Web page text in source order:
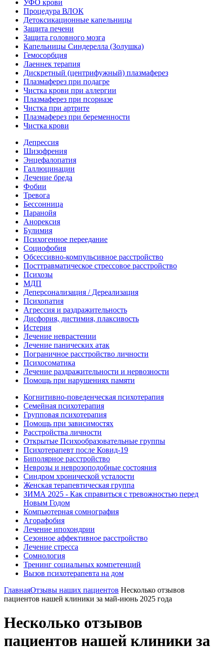
УФО крови
Процедура ВЛОК
Детоксикационные капельницы
Защита печени
Защита головного мозга
Капельницы Синдерелла (Золушка)
Гемосорбция
Лаеннек терапия
Дискретный (центрифужный) плазмаферез
Плазмаферез при подагре
Чистка крови при аллергии
Плазмаферез при псориазе
Чистка при артрите
Плазмаферез при беременности
Чистка крови
Депрессия
Шизофрения
Энцефалопатия
Галлюцинации
Лечение бреда
Фобии
Тревога
Бессонница
Паранойя
Анорексия
Булимия
Психогенное переедание
Социофобия
Обсессивно-компульсивное расстройство
Посттравматическое стрессовое расстройство
Психозы
МДП
Деперсонализация / Дереализация
Психопатия
Агрессия и раздражительность
Дисфория, дистимия, плаксивость
Истерия
Лечение неврастении
Лечение панических атак
Пограничное расстройство личности
Психосоматика
Лечение раздражительности и нервозности
Помощь при нарушениях памяти
Когнитивно-поведенческая психотерапия
Семейная психотерапия
Групповая психотерапия
Помощь при зависимостях
Расстройства личности
Открытые Психообразовательные группы
Психотерапевт после Ковид-19
Биполярное расстройство
Неврозы и неврозоподобные состояния
Синдром хронической усталости
Женская терапевтическая группа
ЗИМА 2025 - Как справиться с тревожностью перед
Новым Годом
Компьютерная сомнография
Агорафобия
Лечение ипохондрии
Сезонное аффективное расстройство
Лечение стресса
Сомнология
Тренинг социальных компетенций
Вызов психотерапевта на дом
ГлавнаяОтзывы наших пациентов Несколько отзывов
пациентов нашей клиники за май-июнь 2025 года
Несколько отзывов
пациентов нашей клиники за